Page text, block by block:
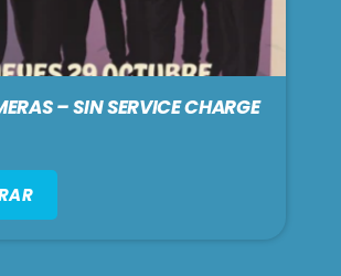
– SIN SERVICE CHARGE